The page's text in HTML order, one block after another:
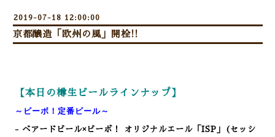
2019-07-18 12:00:00
京都醸造「欧州の風」開栓!!
【本日の樽生ビールラインナップ】
～ビーボ！定番ビール～
- ベアードビール×ビーボ！ オリジナルエール「ISP」(セッシ